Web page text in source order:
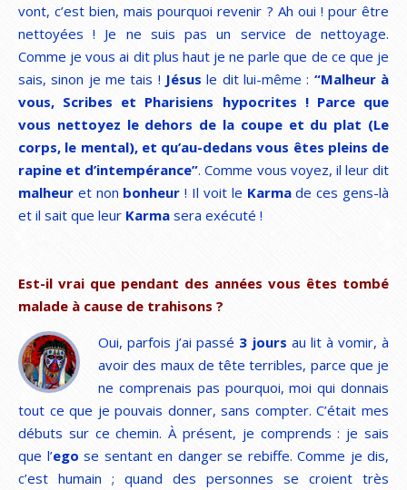
vont, c’est bien, mais pourquoi revenir ? Ah oui ! pour être
nettoyées ! Je ne suis pas un service de nettoyage.
Comme je vous ai dit plus haut je ne parle que de ce que je
sais, sinon je me tais ! Jésus le dit lui-même : “Malheur à
vous, Scribes et Pharisiens hypocrites ! Parce que
vous nettoyez le dehors de la coupe et du plat (Le
corps, le mental), et qu’au-dedans vous êtes pleins de
rapine et d’intempérance”. Comme vous voyez, il leur dit
malheur et non bonheur ! Il voit le Karmade ces gens-là
et il sait que leur Karma sera exécuté !
Est-il vrai que pendant des années vous êtes tombé
malade à cause de trahisons ?
Oui, parfois j’ai passé 3 jours au lit à vomir, à
avoir des maux de tête terribles, parce que je
ne comprenais pas pourquoi, moi qui donnais
tout ce que je pouvais donner, sans compter. C’était mes
débuts sur ce chemin. À présent, je comprends : je sais
que l’ego se sentant en danger se rebiffe. Comme je dis,
c’est humain ; quand des personnes se croient très